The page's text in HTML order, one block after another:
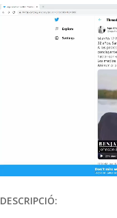
DESCRIPCIÓ: